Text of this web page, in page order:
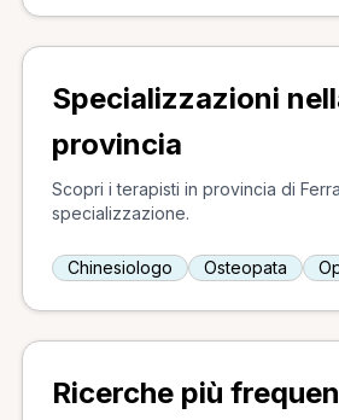
Specializzazioni
provincia
Scopri i terapisti in provincia di
specializzazione.
Chinesiologo Osteopata
Ricerche più